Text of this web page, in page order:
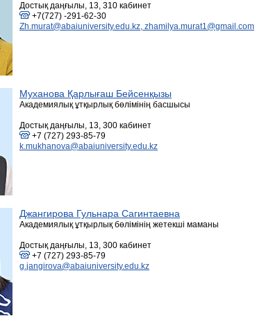
Достық даңғылы, 13, 310 кабинет
+7(727) -291-62-30
Zh.murat@abaiuniversity.edu.kz, zhamilya.murat1@gmail.com
Муханова Қарлығаш Бейсенқызы
Академиялық ұтқырлық бөлімінің басшысы
Достық даңғылы, 13, 300 кабинет
+7 (727) 293-85-79
k.mukhanova@abaiuniversity.edu.kz
Джангирова Гульнара Сагинтаевна
Академиялық ұтқырлық бөлімінің жетекші маманы
Достық даңғылы, 13, 300 кабинет
+7 (727) 293-85-79
g.jangirova@abaiuniversity.edu.kz